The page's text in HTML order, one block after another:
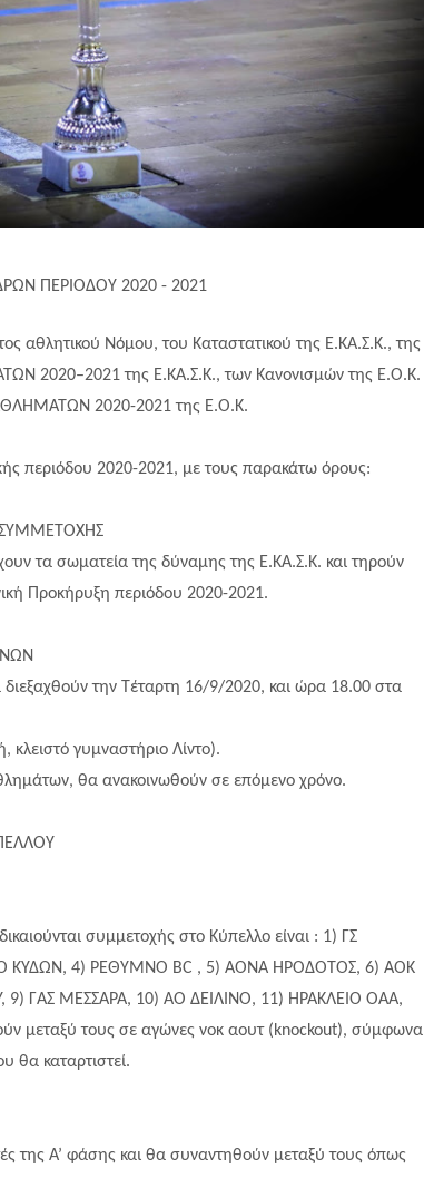
ΠΕΡΙΟΔΟΥ 2020 - 2021
αθλητικού Νόμου, του Καταστατικού της Ε.ΚΑ.Σ.Κ., της
2020–2021 της Ε.ΚΑ.Σ.Κ., των Κανονισμών της Ε.Ο.Κ.
2020-2021 της Ε.Ο.Κ.
περιόδου 2020-2021, με τους παρακάτω όρους:
τα σωματεία της δύναμης της Ε.ΚΑ.Σ.Κ. και τηρούν
Προκήρυξη περιόδου 2020-2021.
την Τέταρτη 16/9/2020, και ώρα 18.00 στα
γυμναστήριο Λίντο).
θα ανακοινωθούν σε επόμενο χρόνο.
συμμετοχής στο Κύπελλο είναι : 1) ΓΣ
ΚΥΔΩΝ, 4) ΡΕΘΥΜΝΟ BC , 5) ΑΟΝΑ ΗΡΟΔΟΤΟΣ, 6) AOK
ΓΑΣ ΜΕΣΣΑΡΑ, 10) ΑΟ ΔΕΙΛΙΝΟ, 11) ΗΡΑΚΛΕΙΟ ΟΑΑ,
μεταξύ τους σε αγώνες νοκ αουτ (knockout), σύμφωνα
θα καταρτιστεί.
της Α’ φάσης και θα συναντηθούν μεταξύ τους όπως